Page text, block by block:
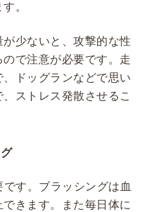
。
少ないと、攻撃的な性
で注意が必要です。走
ドッグランなどで思い
ストレス発散させるこ
す。ブラッシングは血
きます。また毎日体に